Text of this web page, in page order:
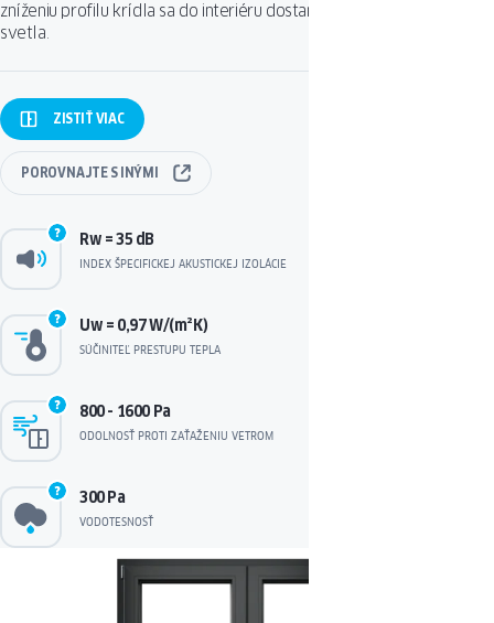
zníženiu profilu krídla sa do interiéru dostane v priemere o 22 % viac
svetla.
ZISTIŤ VIAC
POROVNAJTE S INÝMI
Rw = 35 dB
INDEX ŠPECIFICKEJ AKUSTICKEJ IZOLÁCIE
Uw = 0,97 W/(m²K)
SÚČINITEĽ PRESTUPU TEPLA
800 - 1600 Pa
ODOLNOSŤ PROTI ZAŤAŽENIU VETROM
300 Pa
VODOTESNOSŤ